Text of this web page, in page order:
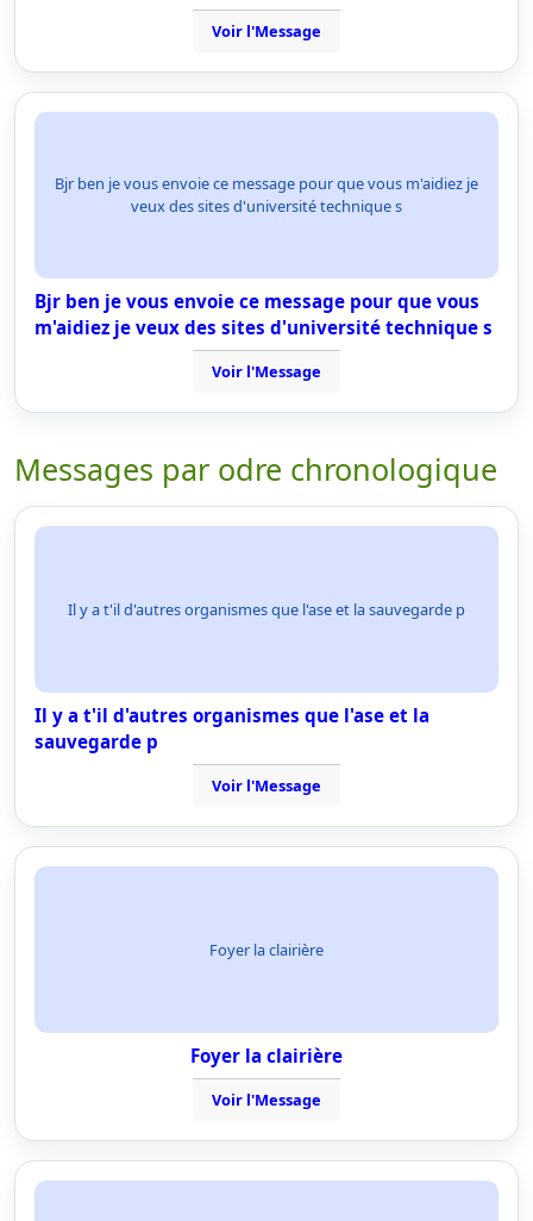
Voir l'Message
Bjr ben je vous envoie ce message pour que vous m'aidiez je
veux des sites d'université technique s
Bjr ben je vous envoie ce message pour que vous
m'aidiez je veux des sites d'université technique s
Voir l'Message
Messages par odre chronologique
Il y a t'il d'autres organismes que l'ase et la sauvegarde p
Il y a t'il d'autres organismes que l'ase et la
sauvegarde p
Voir l'Message
Foyer la clairière
Foyer la clairière
Voir l'Message